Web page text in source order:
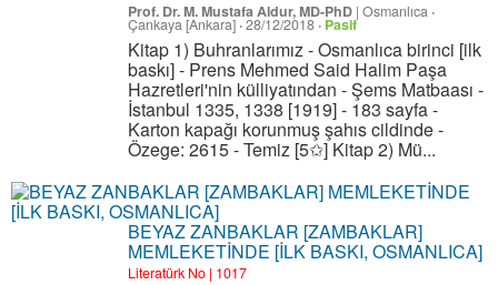
Prof. Dr. M. Mustafa Aldur, MD-PhD | Osmanlıca ·
Çankaya [Ankara] ·28/12/2018 · Pasif
Kitap 1) Buhranlarımız - Osmanlıca birinci [ilk
baskı] - Prens Mehmed Said Halim Paşa
Hazretleri'nin külliyatından - Şems Matbaası -
İstanbul 1335, 1338 [1919] - 183 sayfa -
Karton kapağı korunmuş şahıs cildinde -
Özege: 2615 - Temiz [5✩] Kitap 2) Mü...
BEYAZ ZANBAKLAR [ZAMBAKLAR]
MEMLEKETİNDE [İLK BASKI, OSMANLICA]
Literatürk No | 1017